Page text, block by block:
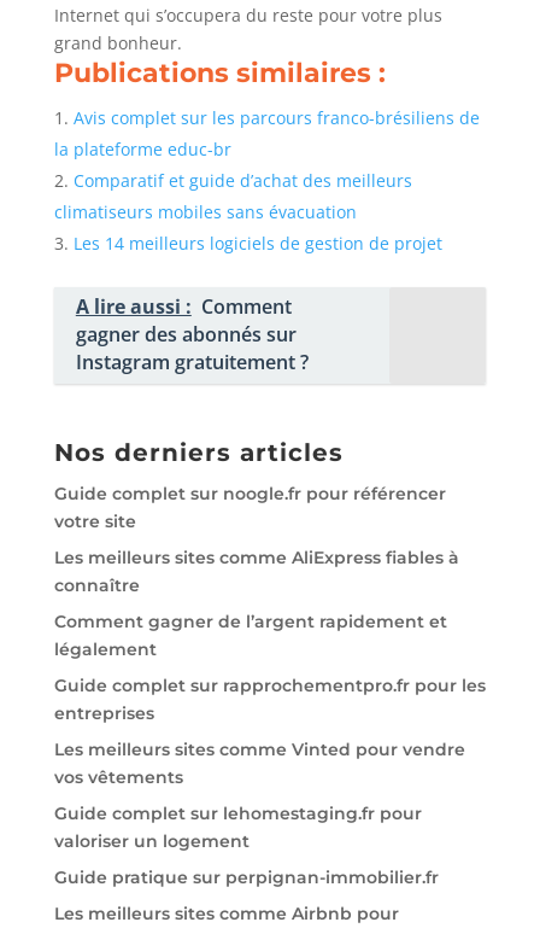
Internet qui s’occupera du reste pour votre plus
grand bonheur.
Publications similaires :
Avis complet sur les parcours franco-brésiliens de
la plateforme educ-br
Comparatif et guide d’achat des meilleurs
climatiseurs mobiles sans évacuation
Les 14 meilleurs logiciels de gestion de projet
A lire aussi : Comment
gagner des abonnés sur
Instagram gratuitement ?
Nos derniers articles
Guide complet sur noogle.fr pour référencer
votre site
Les meilleurs sites comme AliExpress fiables à
connaître
Comment gagner de l’argent rapidement et
légalement
Guide complet sur rapprochementpro.fr pour les
entreprises
Les meilleurs sites comme Vinted pour vendre
vos vêtements
Guide complet sur lehomestaging.fr pour
valoriser un logement
Guide pratique sur perpignan-immobilier.fr
Les meilleurs sites comme Airbnb pour